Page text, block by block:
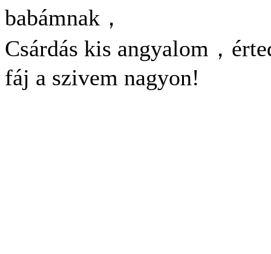
babámnak，
Csárdás kis angyalom，
fáj a szivem nagyon!